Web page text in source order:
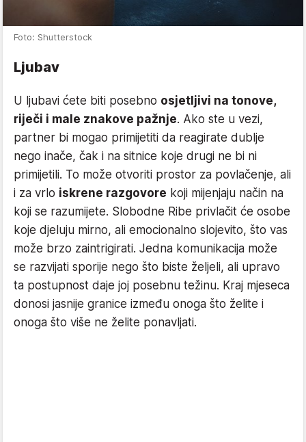
Foto: Shutterstock
Ljubav
U ljubavi ćete biti posebno osjetljivi na tonove,
riječi i male znakove pažnje. Ako ste u vezi,
partner bi mogao primijetiti da reagirate dublje
nego inače, čak i na sitnice koje drugi ne bi ni
primijetili. To može otvoriti prostor za povlačenje, ali
i za vrlo iskrene razgovore koji mijenjaju način na
koji se razumijete. Slobodne Ribe privlačit će osobe
koje djeluju mirno, ali emocionalno slojevito, što vas
može brzo zaintrigirati. Jedna komunikacija može
se razvijati sporije nego što biste željeli, ali upravo
ta postupnost daje joj posebnu težinu. Kraj mjeseca
donosi jasnije granice između onoga što želite i
onoga što više ne želite ponavljati.